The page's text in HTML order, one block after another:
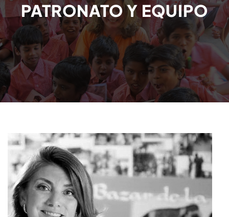
QUÉ HACEMOS
COLABORA
ACTUALIDAD
PATRONATO Y EQUIPO